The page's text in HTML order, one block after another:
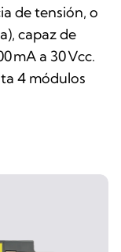
de tensión, o
capaz de
mA a 30 Vcc.
4 módulos